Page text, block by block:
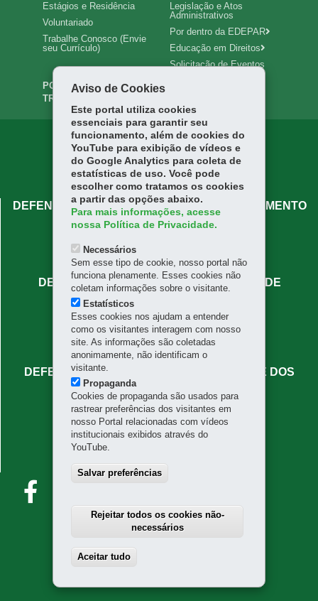
Estágios e Residência
Voluntariado
Trabalhe Conosco (Envie
seu Currículo)
Legislação e Atos
Administrativos
Por dentro da EDEPAR
Educação em Direitos
Solicitação de Eventos
PORTAL DA
TRANSPARÊNCIA
DEFENSORIA PÚBLICA DO PARANÁ - ATENDIMENTO
CENTRAL
Rua José Bonifácio, 66 - Centro
80020-130-
DEFENSORIA PÚBLICA DO PARANÁ - SEDE
ADMINISTRATIVA
Rua Mateus Leme, 1908 - Centro Cívico
80530-010-Curitiba-PR MAPA
(41) 3313-7336
DEFENSORIA PÚBLICA DO PARANÁ - SEDE DOS
NÚCLEOS ESPECIALIZADOS
Rua Benjamin Lins, 779 - Batel
80420-100-Curitiba- PR MAPA
faleconosco@defensoria.pr.def.br
Aviso de Cookies
Este portal utiliza cookies
essenciais para garantir seu
funcionamento, além de cookies do
YouTube para exibição de vídeos e
do Google Analytics para coleta de
estatísticas de uso. Você pode
escolher como tratamos os cookies
a partir das opções abaixo.
Para mais informações, acesse
nossa Política de Privacidade.
Necessários
Sem esse tipo de cookie, nosso portal não
funciona plenamente. Esses cookies não
coletam informações sobre o visitante.
Estatísticos
Esses cookies nos ajudam a entender
como os visitantes interagem com nosso
site. As informações são coletadas
anonimamente, não identificam o
visitante.
Propaganda
Cookies de propaganda são usados para
rastrear preferências dos visitantes em
nosso Portal relacionadas com vídeos
institucionais exibidos através do
YouTube.
Salvar preferências
Rejeitar todos os cookies não-
necessários
Aceitar tudo